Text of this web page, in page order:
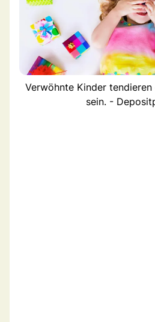
Verwöhnte Kinder
sein. -